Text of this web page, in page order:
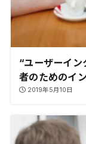
“ユーザーイ
者のためのイ
2019年5月10日